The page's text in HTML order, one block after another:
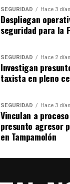
SEGURIDAD Hace 3 días
Despliegan
seguridad para la
SEGURIDAD Hace 2 días
Investigan
taxista en pleno
SEGURIDAD Hace 3 días
Vinculan a
presunto agresor
en Tampamolón